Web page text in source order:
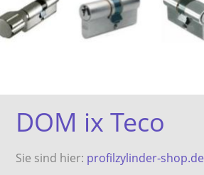
DOM ix Teco
Sie sind hier: profilzylinder-shop.de